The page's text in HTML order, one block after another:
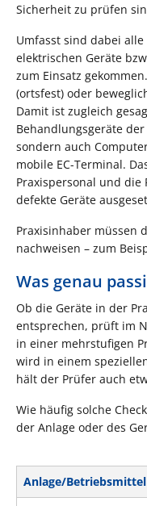
Sicherheit zu prüfen
Umfasst sind dabei
elektrischen Geräte
zum Einsatz
(ortsfest) oder
Damit ist zugleich
Behandlungsgeräte
sondern auch
mobile EC-Terminal.
Praxispersonal und die
defekte Geräte
Praxisinhaber müssen
nachweisen – zum
Was genau
Ob die Geräte in der
entsprechen, prüft im
in einer mehrstufigen
wird in einem
hält der Prüfer auch
Wie häufig solche
der Anlage oder des
Anlage/Betriebsmittel